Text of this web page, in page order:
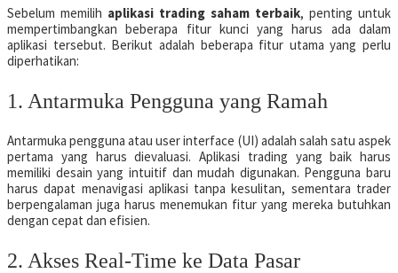
Sebelum memilih aplikasi trading saham terbaik, penting untuk
mempertimbangkan beberapa fitur kunci yang harus ada dalam
aplikasi tersebut. Berikut adalah beberapa fitur utama yang perlu
diperhatikan:
1. Antarmuka Pengguna yang Ramah
Antarmuka pengguna atau user interface (UI) adalah salah satu aspek
pertama yang harus dievaluasi. Aplikasi trading yang baik harus
memiliki desain yang intuitif dan mudah digunakan. Pengguna baru
harus dapat menavigasi aplikasi tanpa kesulitan, sementara trader
berpengalaman juga harus menemukan fitur yang mereka butuhkan
dengan cepat dan efisien.
2. Akses Real-Time ke Data Pasar